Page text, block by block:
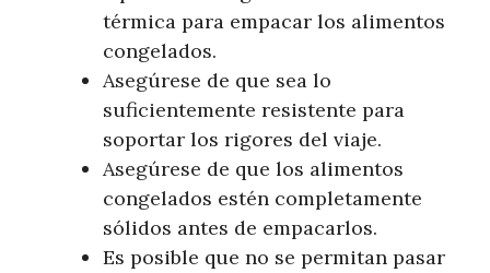
térmica para empacar los alimentos
congelados.
Asegúrese de que sea lo
suficientemente resistente para
soportar los rigores del viaje.
Asegúrese de que los alimentos
congelados estén completamente
sólidos antes de empacarlos.
Es posible que no se permitan pasar